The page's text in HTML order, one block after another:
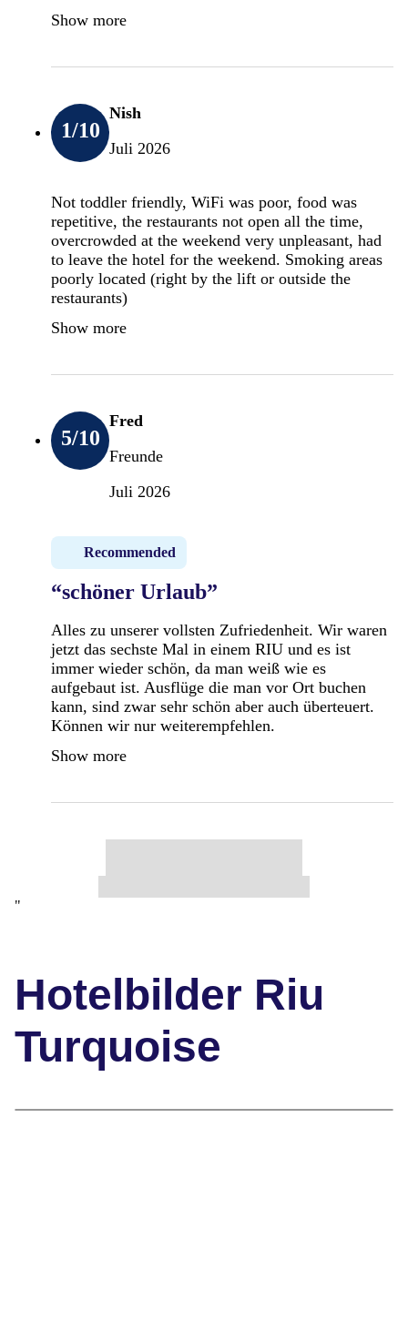
Show more
1/10
Nish
Juli 2026
Not toddler friendly, WiFi was poor, food was
repetitive, the restaurants not open all the time,
overcrowded at the weekend very unpleasant, had
to leave the hotel for the weekend. Smoking areas
poorly located (right by the lift or outside the
restaurants)
Show more
5/10
Fred
Freunde
Juli 2026
Recommended
“schöner Urlaub”
Alles zu unserer vollsten Zufriedenheit. Wir waren
jetzt das sechste Mal in einem RIU und es ist
immer wieder schön, da man weiß wie es
aufgebaut ist. Ausflüge die man vor Ort buchen
kann, sind zwar sehr schön aber auch überteuert.
Können wir nur weiterempfehlen.
Show more
"
Hotelbilder Riu
Turquoise